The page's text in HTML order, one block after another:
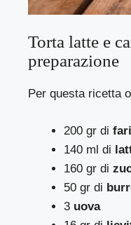
Torta latte e
preparazione
Per questa ricetta
200 gr di
140 ml di
160 gr di
50 gr di
3 uova